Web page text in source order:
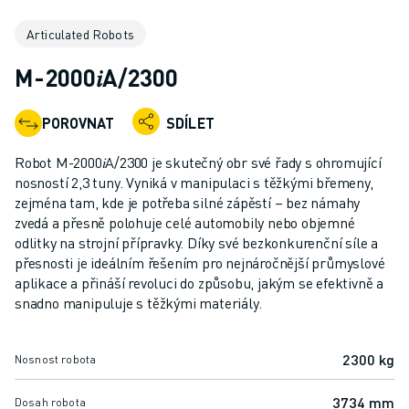
KOLABORATIVNÍ ROBOTY
ŘÍDICÍ JEDNOTKY ROBOTŮ
PŘÍSLUŠENSTVÍ ROBOTŮ
ROBOTICKÝ SOFTWARE
SIMULAČNÍ SOFTWARE
PRODUKTY PRO VZDĚLÁVACÍ ROBOTIKU
AUTOMATIZACE ROBOTŮ
ROBOTY PRO SVAŘOVÁNÍ ELEKTRICKÝM OBLOUKEM
KLOUBOVÉ ROBOTY
ŘADA ARC MATE
ŘADA M-900
LAKOVACÍ ROBOTY
Articulated Robots
M-2000𝑖A/2300
POROVNAT SDÍLET
Robot M-2000𝑖A/2300 je skutečný obr své řady s ohromující
nosností 2,3 tuny. Vyniká v manipulaci s těžkými břemeny,
zejména tam, kde je potřeba silné zápěstí – bez námahy
zvedá a přesně polohuje celé automobily nebo objemné
odlitky na strojní přípravky. Díky své bezkonkurenční síle a
přesnosti je ideálním řešením pro nejnáročnější průmyslové
aplikace a přináší revoluci do způsobu, jakým se efektivně a
snadno manipuluje s těžkými materiály.
Nosnost robota 2300 kg
Dosah robota 3734 mm